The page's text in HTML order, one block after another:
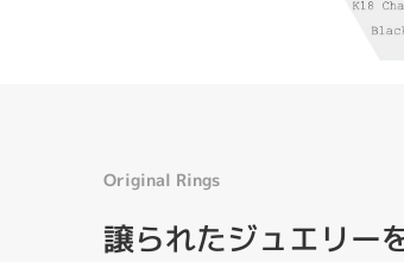
Original Rings
譲られたジュエリー